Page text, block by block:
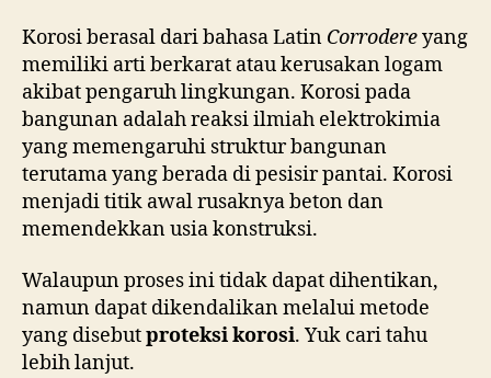
Korosi berasal dari bahasa Latin Corrodereyang
memiliki arti berkarat atau kerusakan logam
akibat pengaruh lingkungan. Korosi pada
bangunan adalah reaksi ilmiah elektrokimia
yang memengaruhi struktur bangunan
terutama yang berada di pesisir pantai. Korosi
menjadi titik awal rusaknya beton dan
memendekkan usia konstruksi.
Walaupun proses ini tidak dapat dihentikan,
namun dapat dikendalikan melalui metode
yang disebutproteksi korosi. Yuk cari tahu
lebih lanjut.